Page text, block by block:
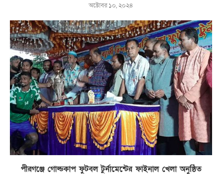
অক্টোবর ১০, ২০২৪
পীরগঞ্জে গোল্ডকাপ ফুটবল টুর্নামেন্টের ফাইনাল খেলা অনুষ্ঠিত